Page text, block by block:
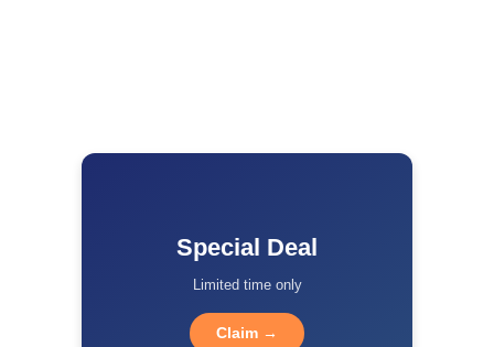
Special Deal
Limited time only
Claim →